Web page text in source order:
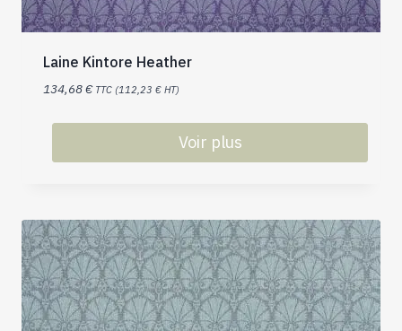
Laine Kintore Heather
134,68€ TTC (112,23 € HT)
Voir plus